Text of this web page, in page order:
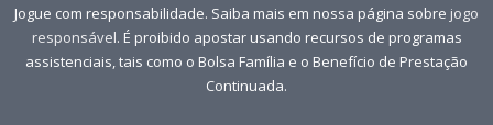
Jogue com responsabilidade. Saiba mais em nossa página sobre jogo
responsável. É proibido apostar usando recursos de programas
assistenciais, tais como o Bolsa Família e o Benefício de Prestação
Continuada.